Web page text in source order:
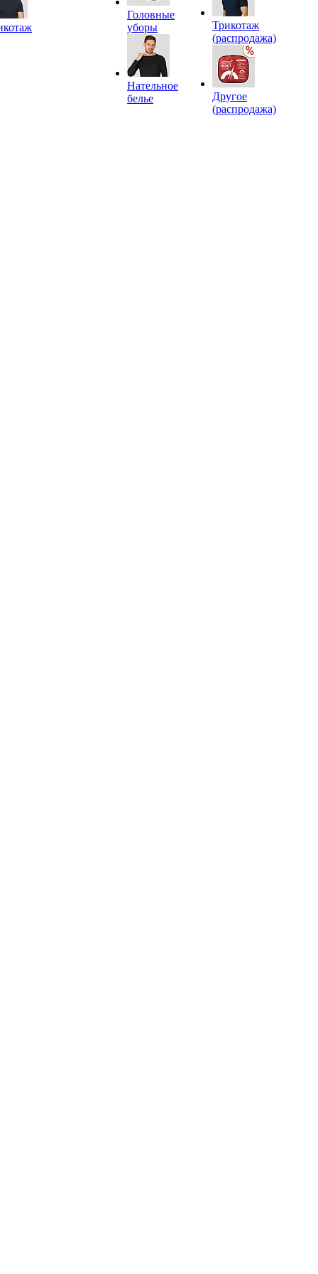
Головные
уборы
Нательное
белье
Трикотаж
(распродажа)
Другое
(распродажа)